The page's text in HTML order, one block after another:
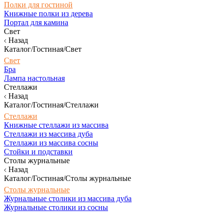
Полки для гостиной
Книжные полки из дерева
Портал для камина
Свет
Назад
Каталог/Гостиная/Свет
Свет
Бра
Лампа настольная
Стеллажи
Назад
Каталог/Гостиная/Стеллажи
Стеллажи
Книжные стеллажи из массива
Стеллажи из массива дуба
Стеллажи из массива сосны
Стойки и подставки
Столы журнальные
Назад
Каталог/Гостиная/Столы журнальные
Столы журнальные
Журнальные столики из массива дуба
Журнальные столики из сосны